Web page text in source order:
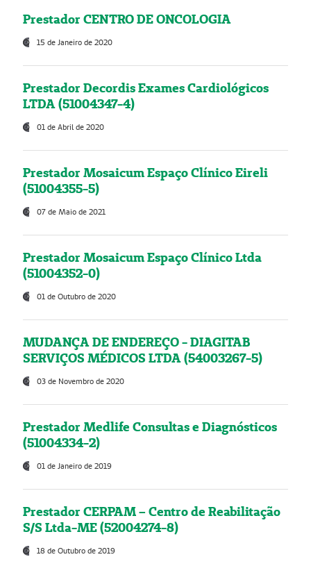
Prestador CENTRO DE ONCOLOGIA
15 de Janeiro de 2020
Prestador Decordis Exames Cardiológicos
LTDA (51004347-4)
01 de Abril de 2020
Prestador Mosaicum Espaço Clínico Eireli
(51004355-5)
07 de Maio de 2021
Prestador Mosaicum Espaço Clínico Ltda
(51004352-0)
01 de Outubro de 2020
MUDANÇA DE ENDEREÇO - DIAGITAB
SERVIÇOS MÉDICOS LTDA (54003267-5)
03 de Novembro de 2020
Prestador Medlife Consultas e Diagnósticos
(51004334-2)
01 de Janeiro de 2019
Prestador CERPAM – Centro de Reabilitação
S/S Ltda-ME (52004274-8)
18 de Outubro de 2019